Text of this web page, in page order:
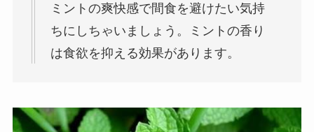
ミントの爽快感で間食を避けたい気持
ちにしちゃいましょう。ミントの香り
は食欲を抑える効果があります。